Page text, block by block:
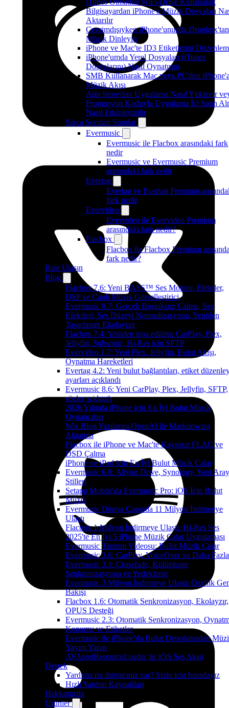
iTunes Olmadan WiFi-Drive Kullanarak
Bilgisayardan iPhone'a Müzik Dosyaları
Aktarılır
Çevrimdışıyken iPhone'unuzda Dropbox'tan
Müzik Dinleyin
iPhone ve Mac'te ID3 Etiketlerini
iPhone'umda Yerel Dosyaları (iTunes
Dosyalarını) Nasıl Oynatırım
SMB Kullanarak Mac veya PC'den
Müzik Akışı
App Store'dan Uygulama Nasıl Yüklenir
Promosyon Koduyla Uygulama İçi Satın
Nasıl Etkinleştirilir
Sıkça Sorulan Sorular
Evermusic
Evermusic ile Flacbox arasındaki fark
nedir
Evermusic ve Evermusic Premium
arasındaki fark nedir
Evertag
Evertag ve Evertag Premium
fark nedir
Evervideo
Evervideo ile Evervideo Premium
arasındaki fark nedir?
Flacbox
Flacbox ile Flacbox Premium
fark nedir?
Bize Ulaşın
Blog
Flacbox 7.6: Yeni BASS™ Ses Motoru, Efektler,
DSP ve Canlı Müzik Görselleştirici
Evermusic 8.7: Gerçek Boşluksuz Çalma, Ses
Efektleri, Ses Düzeyi Normalizasyonu, Yeniden
Tasarlanan Ekolayzer
Flacbox 7.4: Yeniden inşa edilmiş CarPlay, Plex,
Jellyfin, Subsonic, Hi-Res için SFTP
Evervideo 1.7: Yeni Plex, Jellyfin, Bulut Akışı,
Oynatma Hareketleri
Evertag 4.2: Yeni bulut bağlantıları, etiket
ayarları açıklandı
Evermusic 8.6: Yeni CarPlay, Plex, Jellyfin, SFTP,
sözler widget'ı
2026 Yılında iPhone için En İyi Bulut Müzik
Oynatıcıları
Wix Blog Yazılarını OpenAI ile Markdown'a
Aktarma
Flacbox ile iPhone ve Mac'te Kayıpsız FLAC ve
DSD Çalma
iPhone ve iPad için En İyi Bulut Müzik Çalar
Evermusic 6.8: Aliyun Drive, Synology, Yeni
Stilleri
Setapp Mobile'da Evermusic Pro: iOS İçin Bulut
Müzik
Evermusic Dünya Çapında 11 Milyon İndirmeye
Ulaştı
Flacbox 1 Milyon İndirmeye Ulaştı: Hi-Res Ses
2025'te En İyi 5 iPhone Müzik Çalar Uygulaması
Evermusic Tanıtım Videosu: Bulut Müzik Çalar
Evermusic 3.6: CarPlay, VoiceOver ve Daha
Evermusic 3.1: Crossfade, Kütüphane
Senkronizasyonu ve Yedekleme
Evermusic 3 Milyon İndirmeye Ulaştı: Özellik
Bakışı
Flacbox 1.6: Otomatik Senkronizasyon, Ekolayzır,
OPUS Desteği
Evermusic 2.3: Otomatik Senkronizasyon,
Konumu ve Etiketler
Evermusic ile iPhone'da Bulut Depolamadan
Yayını Yapın
AVAssetResourceLoader ile iOS Ses Akışı
Destek
Yardıma mı ihtiyacınız var? Sizin için buradayız
Hızlı Yardım Kaynakları
Hakkımızda
Ürünler